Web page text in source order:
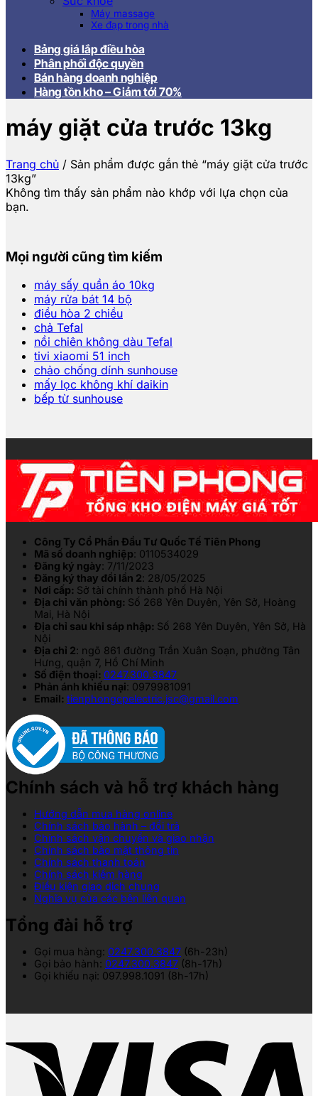
Máy massage
Xe đạp trong nhà
Bảng giá lắp điều hòa
Phân phối độc quyền
Bán hàng doanh nghiệp
Hàng tồn kho – Giảm tới 70%
máy giặt cửa trước 13kg
Trang chủ / Sản phẩm được gắn thẻ “máy giặt cửa trước
13kg”
Không tìm thấy sản phẩm nào khớp với lựa chọn của
bạn.
Mọi người cũng tìm kiếm
máy sấy quần áo 10kg
máy rửa bát 14 bộ
điều hòa 2 chiều
chả Tefal
nồi chiên không dàu Tefal
tivi xiaomi 51 inch
chảo chống dính sunhouse
mấy lọc không khí daikin
bếp từ sunhouse
Công Ty Cổ Phần Đầu Tư Quốc Tế Tiên Phong
Mã số doanh nghiệp: 0110534029
Đăng ký ngày: 7/11/2023
Đăng ký thay đổi lần 2: 28/05/2025
Nơi cấp: Sở tài chính thành phố Hà Nội
Địa chỉ văn phòng: Số 268 Yên Duyên, Yên Sở, Hoàng
Mai, Hà Nội
Địa chỉ sau khi sáp nhập: Số 268 Yên Duyên, Yên Sở, Hà
Nội
Địa chỉ 2: ngõ 861 đường Trần Xuân Soạn, phường Tân
Hưng, quận 7, Hồ Chí Minh
Số điện thoại: 0247.300.3847
Phản ánh khiếu nại: 0979981091
Email: tienphongcpelectric.jsc@gmail.com
Chính sách và hỗ trợ khách hàng
Hướng dẫn mua hàng online
Chính sách bảo hành – đổi trả
Chính sách vận chuyển và giao nhận
Chính sách bảo mật thông tin
Chính sách thanh toán
Chính sách kiểm hàng
Điều kiện giao dịch chung
Nghĩa vụ của các bên liên quan
Tổng đài hỗ trợ
Gọi mua hàng: 0247.300.3847 (6h-23h)
Gọi bảo hành: 0247.300.3847 (8h-17h)
Gọi khiếu nại: 097.998.1091 (8h-17h)